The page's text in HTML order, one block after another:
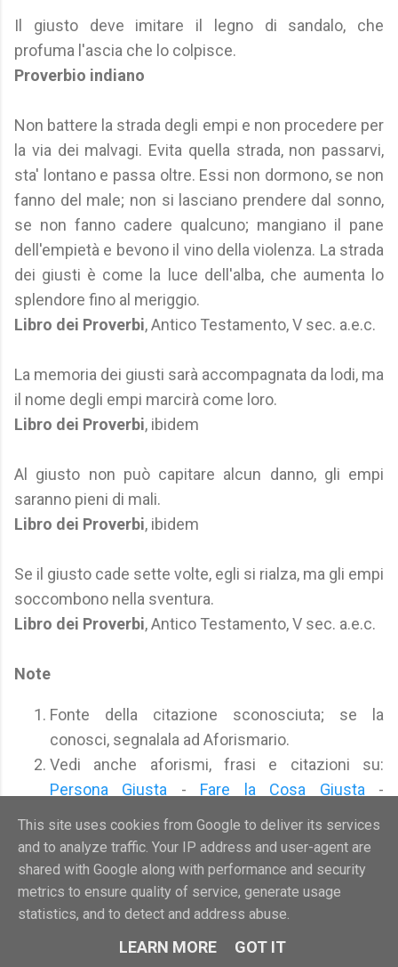
Il giusto deve imitare il legno di sandalo, che
profuma l'ascia che lo colpisce.
Proverbio indiano
Non battere la strada degli empi e non procedere per
la via dei malvagi. Evita quella strada, non passarvi,
sta' lontano e passa oltre. Essi non dormono, se non
fanno del male; non si lasciano prendere dal sonno,
se non fanno cadere qualcuno; mangiano il pane
dell'empietà e bevono il vino della violenza. La strada
dei giusti è come la luce dell'alba, che aumenta lo
splendore fino al meriggio.
Libro dei Proverbi, Antico Testamento, V sec. a.e.c.
La memoria dei giusti sarà accompagnata da lodi, ma
il nome degli empi marcirà come loro.
Libro dei Proverbi, ibidem
Al giusto non può capitare alcun danno, gli empi
saranno pieni di mali.
Libro dei Proverbi, ibidem
Se il giusto cade sette volte, egli si rialza, ma gli empi
soccombono nella sventura.
Libro dei Proverbi, Antico Testamento, V sec. a.e.c.
Note
Fonte della citazione sconosciuta; se la
conosci, segnalala ad Aforismario.
Vedi anche aforismi, frasi e citazioni su:
Persona Giusta - Fare la Cosa Giusta -
Momento Giusto
Morale
This site uses cookies from Google to deliver its services
and to analyze traffic. Your IP address and user-agent are
shared with Google along with performance and security
metrics to ensure quality of service, generate usage
statistics, and to detect and address abuse.
LEARN MORE GOT IT